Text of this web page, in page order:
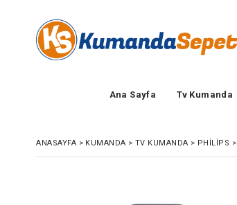
Ana Sayfa Tv Kumanda
ANASAYFA > KUMANDA > TV KUMANDA > PHILIPS >